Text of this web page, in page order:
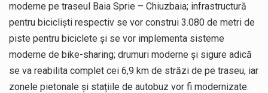
moderne pe traseul Baia Sprie – Chiuzbaia; infrastructură
pentru bicicliști respectiv se vor construi 3.080 de metri de
piste pentru biciclete și se vor implementa sisteme
moderne de bike-sharing; drumuri moderne și sigure adică
se va reabilita complet cei 6,9 km de străzi de pe traseu, iar
zonele pietonale și stațiile de autobuz vor fi modernizate.